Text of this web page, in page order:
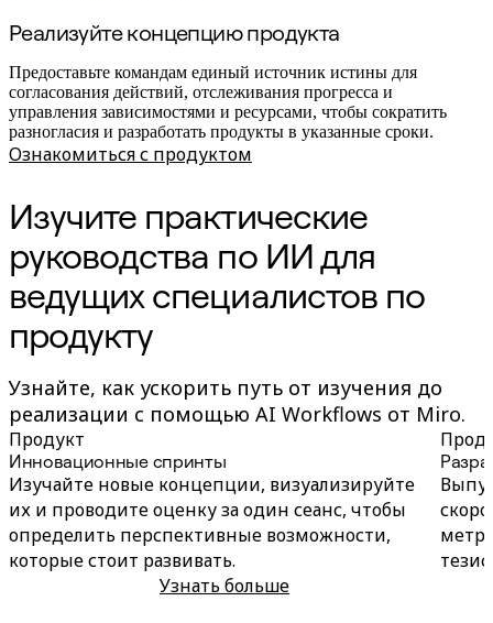
Реализуйте концепцию продукта
Предоставьте командам единый источник истины для
согласования действий, отслеживания прогресса и
управления зависимостями и ресурсами, чтобы сократить
разногласия и разработать продукты в указанные сроки.
Ознакомиться с продуктом
Изучите практические
руководства по ИИ для
ведущих специалистов по
продукту
Узнайте, как ускорить путь от изучения до
реализации с помощью AI Workflows от Miro.
Продукт
Инновационные спринты
Изучайте новые концепции, визуализируйте
их и проводите оценку за один сеанс, чтобы
определить перспективные возможности,
которые стоит развивать.
Узнать большеИнновационные спринты